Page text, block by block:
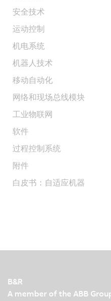
安全技术
运动控制
机电系统
机器人技术
移动自动化
网络和现场总线模块
工业物联网
软件
过程控制系统
附件
白皮书：自适应机器
B&R
A member of the ABB